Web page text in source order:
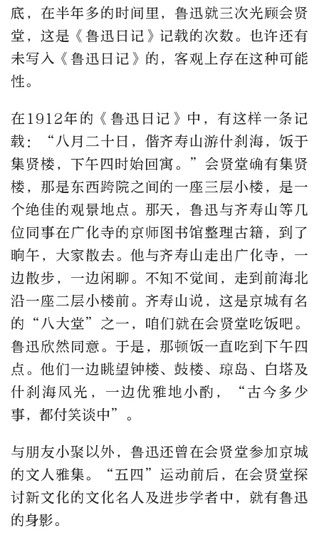
底，在半年多的时间里，鲁迅就三次光顾会贤
堂，这是《鲁迅日记》记载的次数。也许还有
未写入《鲁迅日记》的，客观上存在这种可能
性。
在1912年的《鲁迅日记》中，有这样一条记
载：“八月二十日，偕齐寿山游什刹海，饭于
集贤楼，下午四时始回寓。”会贤堂确有集贤
楼，那是东西跨院之间的一座三层小楼，是一
个绝佳的观景地点。那天，鲁迅与齐寿山等几
位同事在广化寺的京师图书馆整理古籍，到了
晌午，大家散去。他与齐寿山走出广化寺，一
边散步，一边闲聊。不知不觉间，走到前海北
沿一座二层小楼前。齐寿山说，这是京城有名
的“八大堂”之一，咱们就在会贤堂吃饭吧。
鲁迅欣然同意。于是，那顿饭一直吃到下午四
点。他们一边眺望钟楼、鼓楼、琼岛、白塔及
什刹海风光，一边优雅地小酌，“古今多少
事，都付笑谈中”。
与朋友小聚以外，鲁迅还曾在会贤堂参加京城
的文人雅集。“五四”运动前后，在会贤堂探
讨新文化的文化名人及进步学者中，就有鲁迅
的身影。